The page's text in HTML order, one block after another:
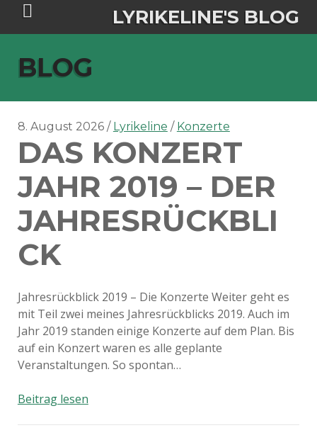
LYRIKELINE'S BLOG
Tania Morgan's Blog über alles, was
ÜBER DIE AUTORIN
IGASHO UND CHIMALIS KAYA
NIEMALS FÜR IMMER (ROMAN)
BÜCHERSHOPS
DATENSCHUTZERKLÄRUNG
BLOG
8. August 2026 Lyrikeline Konzerte
DAS KONZERT
JAHR 2019 – DER
JAHRESRÜCKBLI
CK
Jahresrückblick 2019 – Die Konzerte Weiter geht es
mit Teil zwei meines Jahresrückblicks 2019. Auch im
Jahr 2019 standen einige Konzerte auf dem Plan. Bis
auf ein Konzert waren es alle geplante
Veranstaltungen. So spontan…
Beitrag lesenDas